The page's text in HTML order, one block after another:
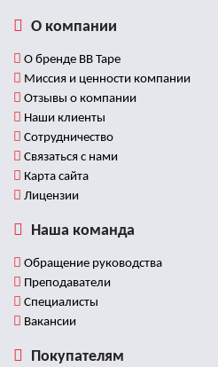
О компании
О бренде BB Tape
Миссия и ценности компании
Отзывы о компании
Наши клиенты
Сотрудничество
Связаться с нами
Карта сайта
Лицензии
Наша команда
Обращение руководства
Преподаватели
Специалисты
Вакансии
Покупателям